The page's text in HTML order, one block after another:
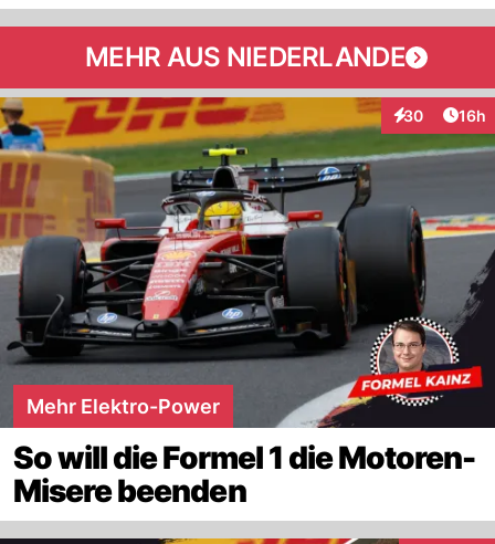
MEHR AUS NIEDERLANDE
30
Interaktionen
16h
Mehr Elektro-Power
So will die Formel 1 die Motoren-
Misere beenden